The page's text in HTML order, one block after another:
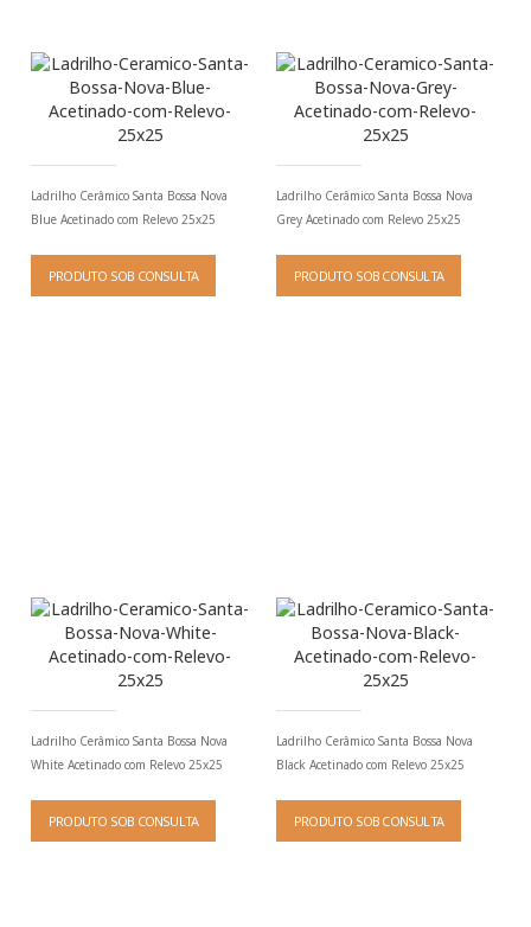
Ladrilho Cerâmico Santa Bossa Nova
Blue Acetinado com Relevo 25x25
PRODUTO SOB CONSULTA
Ladrilho Cerâmico Santa Bossa Nova
Grey Acetinado com Relevo 25x25
PRODUTO SOB CONSULTA
Ladrilho Cerâmico Santa Bossa Nova
White Acetinado com Relevo 25x25
PRODUTO SOB CONSULTA
Ladrilho Cerâmico Santa Bossa Nova
Black Acetinado com Relevo 25x25
PRODUTO SOB CONSULTA